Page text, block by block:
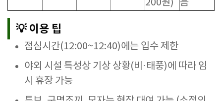
200원)
음
💡 이용 팁
점심시간(12:00~12:40)에는 입수 제한
야외 시설 특성상 기상 상황(비·태풍)에 따라 임
시 휴장 가능